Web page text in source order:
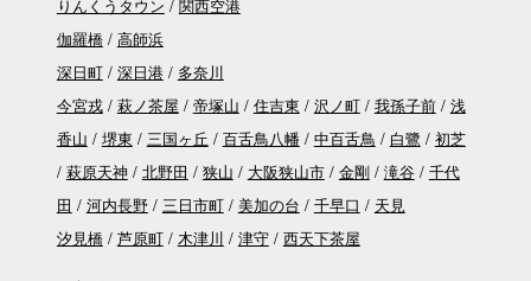
りんくうタウン
関西空港
伽羅橋
高師浜
深日町
深日港
多奈川
今宮戎
萩ノ茶屋 帝塚山 住吉東 沢ノ町 我孫子前
浅
香山
堺東 三国ヶ丘 百舌鳥八幡 中百舌鳥 白鷺
初芝
萩原天神
北野田 狭山 大阪狭山市 金剛 滝谷
千代
田
河内長野 三日市町 美加の台 千早口
天見
汐見橋
芦原町 木津川 津守 西天下茶屋